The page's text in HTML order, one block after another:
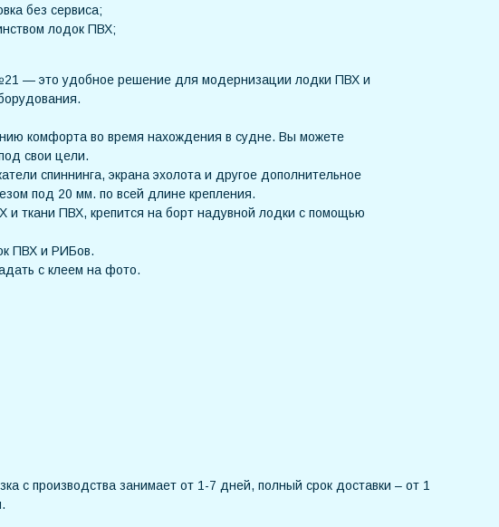
без сервиса;
лодок ПВХ;
— это удобное решение для модернизации лодки ПВХ и
комфорта во время нахождения в судне. Вы можете
свои цели.
спиннинга, экрана эхолота и другое дополнительное
под 20 мм. по всей длине крепления.
и ткани ПВХ, крепится на борт надувной лодки с помощью
ПВХ и РИБов.
с клеем на фото.
с производства занимает от 1-7 дней, полный срок доставки – от 1